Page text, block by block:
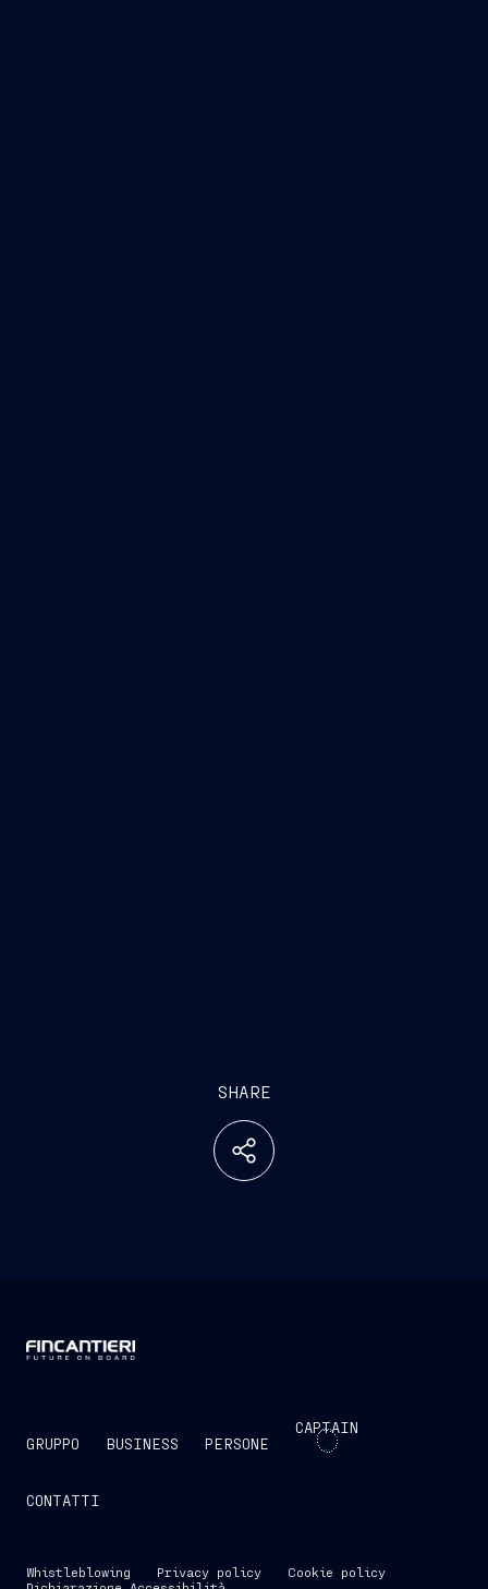
SHARE
GRUPPO BUSINESS PERSONE
CAPTAIN
CONTATTI
Whistleblowing Privacy policy
Cookie policy